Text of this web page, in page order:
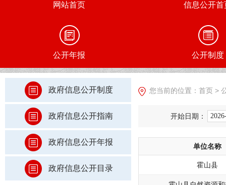
网站首页 信息公开首
公开年报 公开制度
政府信息公开制度
政府信息公开指南
政府信息公开年报
政府信息公开目录
您当前的位置： 首页 >
开始日期：
单位名称
霍山县